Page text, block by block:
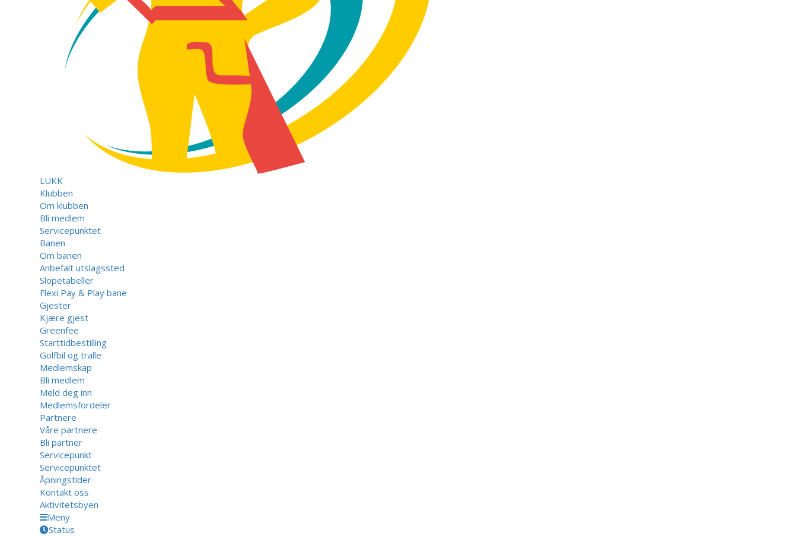
LUKK
Klubben
Om klubben
Bli medlem
Servicepunktet
Banen
Om banen
Anbefalt utslagssted
Slopetabeller
Flexi Pay & Play bane
Gjester
Kjære gjest
Greenfee
Starttidbestilling
Golfbil og tralle
Medlemskap
Bli medlem
Meld deg inn
Medlemsfordeler
Partnere
Våre partnere
Bli partner
Servicepunkt
Servicepunktet
Åpningstider
Kontakt oss
Aktivitetsbyen
Meny
Status